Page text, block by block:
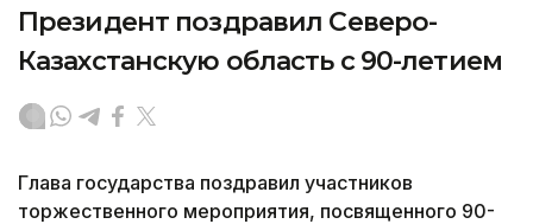
Президент поздравил Северо-
Казахстанскую область с 90-летием
Глава государства поздравил участников
торжественного мероприятия, посвященного 90-